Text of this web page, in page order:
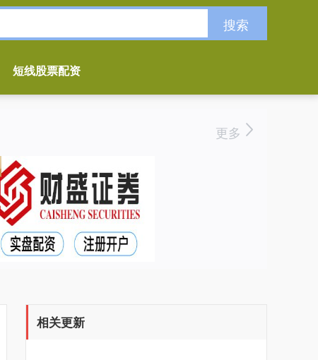
搜索
短线股票配资
更多
相关更新